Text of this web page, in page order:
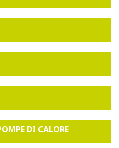
DI CALORE